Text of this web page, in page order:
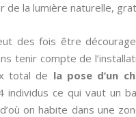
de la lumière naturelle,
des fois être
compte de
total de la pose d’un
ce qui vaut un
on habite dans une